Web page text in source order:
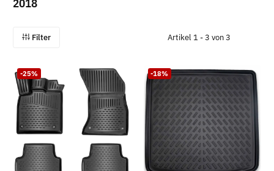
Filter Artikel 1 - 3 von 3
-25% -18%